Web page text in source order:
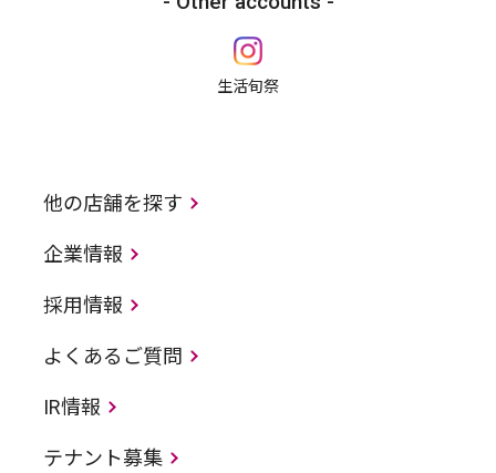
生活旬祭
他の店舗を探す
企業情報
採用情報
よくあるご質問
IR情報
テナント募集